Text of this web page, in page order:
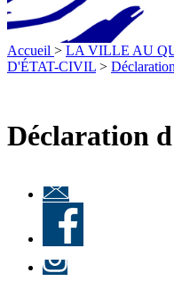
Accueil > LA VILLE AU
D'ÉTAT-CIVIL >
Déclaration
d'information
« Culture à
Ville-
d'Avray
»
Facebook